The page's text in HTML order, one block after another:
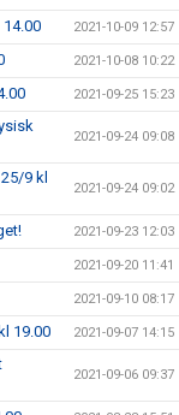
2021-10-09 12:57
2021-10-08 10:22
2021-09-25 15:23
2021-09-24 09:08
9 kl
2021-09-24 09:02
2021-09-23 12:03
2021-09-20 11:41
2021-09-10 08:17
19.00 2021-09-07 14:15
2021-09-06 09:37